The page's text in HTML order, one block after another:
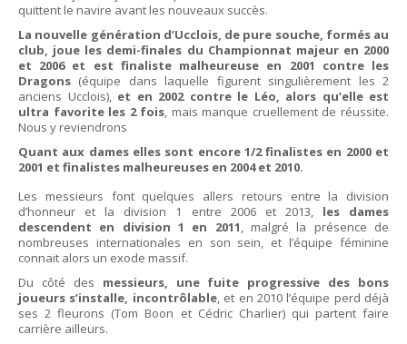
quittent le navire avant les nouveaux succès.
La nouvelle génération d’Ucclois, de pure souche, formés au
club, joue les demi-finales du Championnat majeur en 2000
et 2006 et est finaliste malheureuse en 2001 contre les
Dragons (équipe dans laquelle figurent singulièrement les 2
anciens Ucclois), et en 2002 contre le Léo, alors qu’elle est
ultra favorite les 2 fois, mais manque cruellement de réussite.
Nous y reviendrons
Quant aux dames elles sont encore 1/2 finalistes en 2000 et
2001 et finalistes malheureuses en 2004 et 2010.
Les messieurs font quelques allers retours entre la division
d’honneur et la division 1 entre 2006 et 2013,les dames
descendent en division 1 en 2011, malgré la présence de
nombreuses internationales en son sein, et l’équipe féminine
connait alors un exode massif.
Du côté des messieurs, une fuite progressive des bons
joueurs s’installe, incontrôlable, et en 2010 l’équipe perd déjà
ses 2 fleurons (Tom Boon et Cédric Charlier) qui partent faire
carrière ailleurs.